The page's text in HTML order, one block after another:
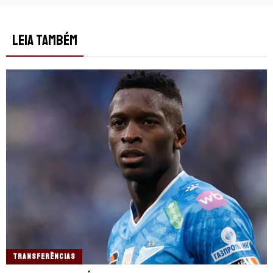
LEIA TAMBÉM
TRANSFERÊNCIAS